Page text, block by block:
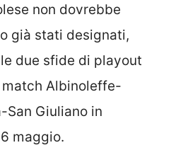
non dovrebbe
già stati designati,
due sfide di playout
match Albinoleffe-
San Giuliano in
maggio.